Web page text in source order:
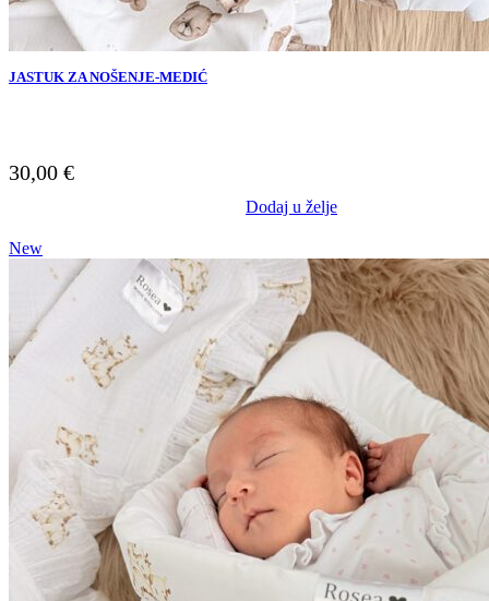
JASTUK ZA NOŠENJE-MEDIĆ
30,00 €
Dodaj u želje
New